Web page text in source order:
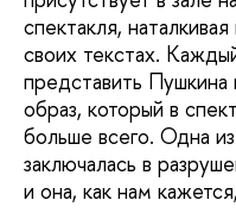
спектакля,
своих текстах.
представить
образ, который в
больше всего. Одна
заключалась в
и она, как нам